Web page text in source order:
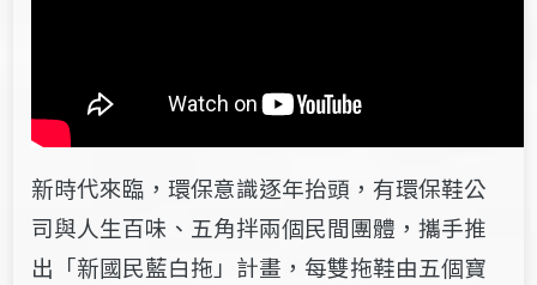
新時代來臨，環保意識逐年抬頭，有環保鞋公
司與人生百味、五角拌兩個民間團體，攜手推
出「新國民藍白拖」計畫，每雙拖鞋由五個寶